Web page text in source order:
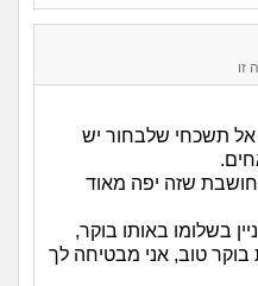
זו
אל תשכחי שלבחור יש
חושבת שזה יפה מאוד
בשלומו באותו בוקר,
בוקר טוב, אני מבטיחה לך